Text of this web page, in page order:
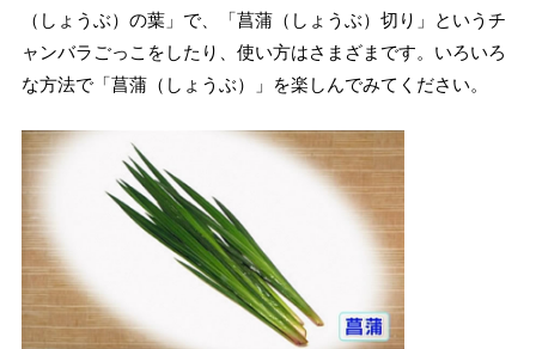
（しょうぶ）の葉」で、「菖蒲（しょうぶ）切り」というチ
ャンバラごっこをしたり、使い方はさまざまです。いろいろ
な方法で「菖蒲（しょうぶ）」を楽しんでみてください。